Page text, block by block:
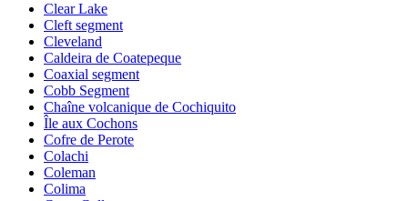
Clear Lake
Cleft segment
Cleveland
Caldeira de Coatepeque
Coaxial segment
Cobb Segment
Chaîne volcanique de Cochiquito
Île aux Cochons
Cofre de Perote
Colachi
Coleman
Colima